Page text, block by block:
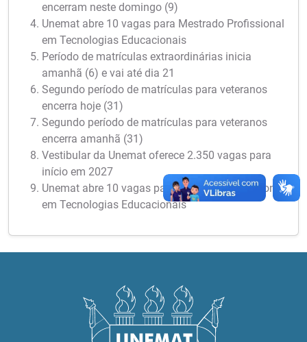
encerram neste domingo (9)
Unemat abre 10 vagas para Mestrado Profissional
em Tecnologias Educacionais
Período de matrículas extraordinárias inicia
amanhã (6) e vai até dia 21
Segundo período de matrículas para veteranos
encerra hoje (31)
Segundo período de matrículas para veteranos
encerra amanhã (31)
Vestibular da Unemat oferece 2.350 vagas para
início em 2027
Unemat abre 10 vagas para Mestrado Profissional
em Tecnologias Educacionais